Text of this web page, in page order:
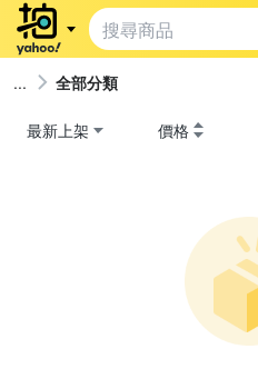
全部分類
最新上架 價格